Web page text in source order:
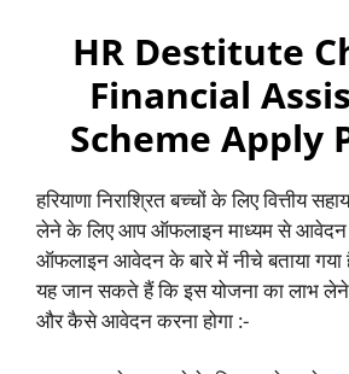
HR Destitute
Financial
Scheme Apply
हरियाणा निराश्रित बच्चों के लिए वित्तीय
लेने के लिए आप ऑफलाइन माध्यम से
ऑफलाइन आवेदन के बारे में नीचे बताया गया
यह जान सकते हैं कि इस योजना का लाभ
और कैसे आवेदन करना होगा :-